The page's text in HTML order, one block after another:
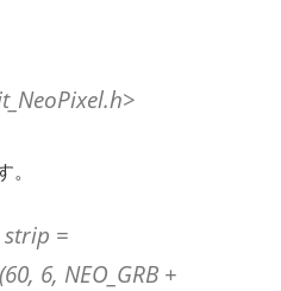
=
6, NEO_GRB +